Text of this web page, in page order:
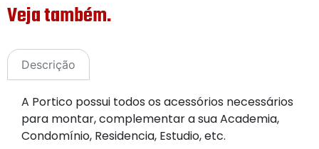
Veja também.
Descrição
A Portico possui todos os acessórios necessários
para montar, complementar a sua Academia,
Condomínio, Residencia, Estudio, etc.